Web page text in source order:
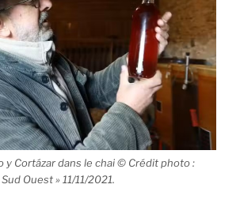
y Cortázar dans le chai © Crédit photo :
Ouest » 11/11/2021.